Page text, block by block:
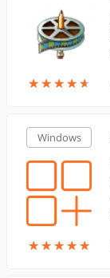
★★★★★
★★★★★
Windows
★★★★★
★★★★★